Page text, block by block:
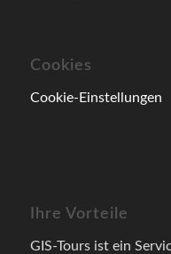
Cookies
Cookie-Einstellungen
Ihre Vorteile
GIS-Tours ist ein